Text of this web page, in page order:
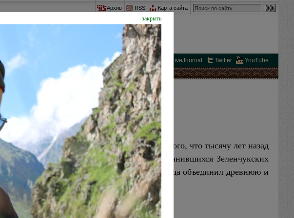
Архив RSS Карта сайта
вКонтакте FaceBook LiveJournal Twitter YouTube
КОТОРОМ ЗАБЫЛИ
однако это не так: свидетельства того, что тысячу лет назад
веке, не говоря уже о прекрасно сохранившихся Зеленчукских
нашего путешествия-крестного года объединил древнюю и
на вершину Тотура
закрыть